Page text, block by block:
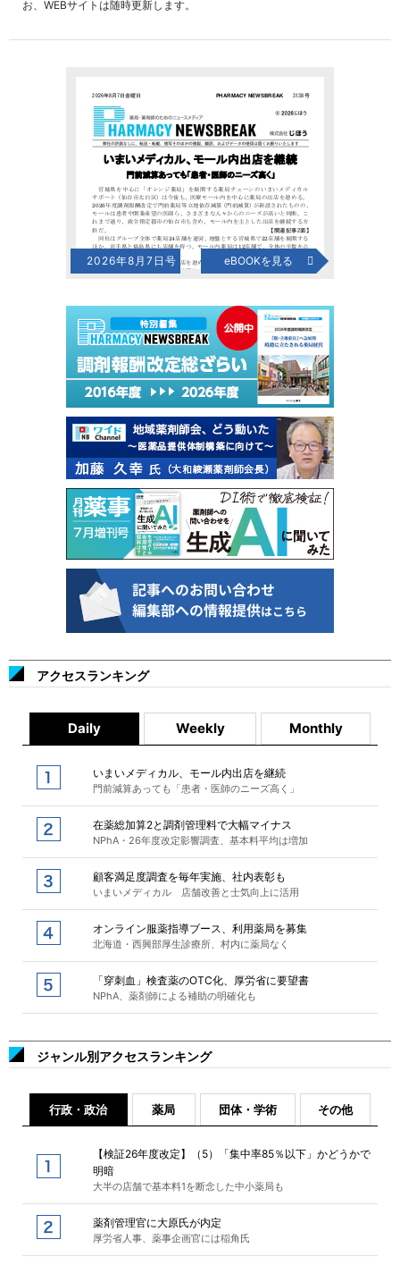
お、WEBサイトは随時更新します。
2026年8月7日号 eBOOKを見る
アクセスランキング
Daily Weekly Monthly
いまいメディカル、モール内出店を継続
門前減算あっても「患者・医師のニーズ高く」
在薬総加算2と調剤管理料で大幅マイナス
NPhA・26年度改定影響調査、基本料平均は増加
顧客満足度調査を毎年実施、社内表彰も
いまいメディカル 店舗改善と士気向上に活用
オンライン服薬指導ブース、利用薬局を募集
北海道・西興部厚生診療所、村内に薬局なく
「穿刺血」検査薬のOTC化、厚労省に要望書
NPhA、薬剤師による補助の明確化も
ジャンル別アクセスランキング
行政・政治 薬局 団体・学術 その他
【検証26年度改定】（5）「集中率85％以下」かどうかで
明暗
大半の店舗で基本料1を断念した中小薬局も
薬剤管理官に大原氏が内定
厚労省人事、薬事企画官には稲角氏